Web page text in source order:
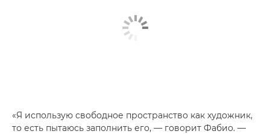
«Я использую свободное пространство как художник,
то есть пытаюсь заполнить его, — говорит Фабио. —